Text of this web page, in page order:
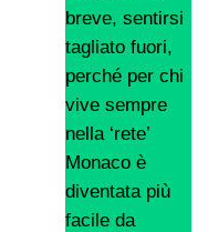
breve, sentirsi
tagliato fuori,
perché per chi
vive sempre
nella ‘rete’
Monaco è
diventata più
facile da